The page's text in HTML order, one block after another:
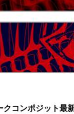
クコンポジット最